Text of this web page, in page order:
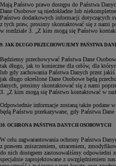
Mają Państwo prawo dostępu do Państwa
Dane Osobowe są niedokładne lub
Państwo dodatkowych informacji dotyczących
z tych praw, prosimy skontaktować się z nami
w rozdziale 3. „Z kim mogą się Państwo
9. JAK DŁUGO PRZECHOWUJEMY PAŃSTWA
Będziemy przechowywać Państwa Dane
tak długo, jak to konieczne dla celów, dla
lub gdy zachowania Państwa Danych przez
jak długo określone Dane Osobowe będą
danych, prosimy skontaktować się z nami
3. „Z kim mogą się Państwo kontaktować w
Odpowiednie informacje zostaną także podane
będą Państwu przekazywane, gdy Państwa Dane
10. OCHRONA PAŃSTWA DANYCH OSOBOWYCH
W celu zagwarantowania ochrony Państwa
z prawem zniszczeniem, utraceniem,
do nich dostępem zastosowaliśmy odpowiedni
specjalnie zaprojektowane z uwzględnieniem